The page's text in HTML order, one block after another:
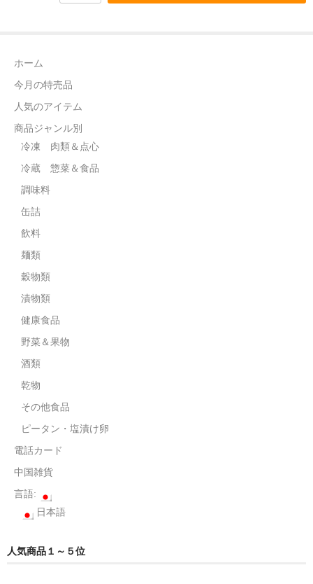
漬物類
野菜＆果物
乾物
その他食品
電話カード
中国雑貨
日本語
ホーム
今月の特売品
人気のアイテム
商品ジャンル別
冷凍 肉類＆点心
冷蔵 惣菜＆食品
調味料
缶詰
飲料
麺類
穀物類
漬物類
健康食品
野菜＆果物
酒類
乾物
その他食品
ピータン・塩漬け卵
電話カード
中国雑貨
言語:
日本語
人気商品１～５位